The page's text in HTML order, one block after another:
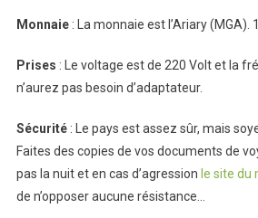
Monnaie: La monnaie est l’Ariary (MGA).
Prises : Le voltage est de 220 Volt et la
n’aurez pas besoin d’adaptateur.
Sécurité: Le pays est assez sûr, mais
Faites des copies de vos documents de
pas la nuit et en cas d’agression le site du
de n’opposer aucune résistance…